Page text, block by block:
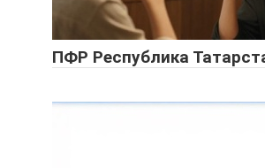
ПФР Республика